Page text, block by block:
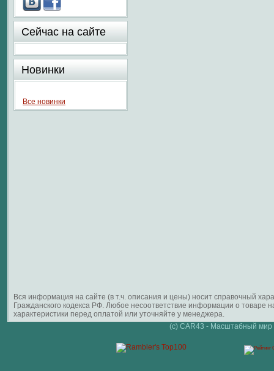
Сейчас на сайте
Новинки
Все новинки
Вся информация на сайте (в т.ч. описания и цены) носит справочный
Гражданского кодекса РФ. Любое несоответствие информации о
характеристики перед оплатой или уточняйте у менеджера.
(c) CAR43 - Масштабный мир